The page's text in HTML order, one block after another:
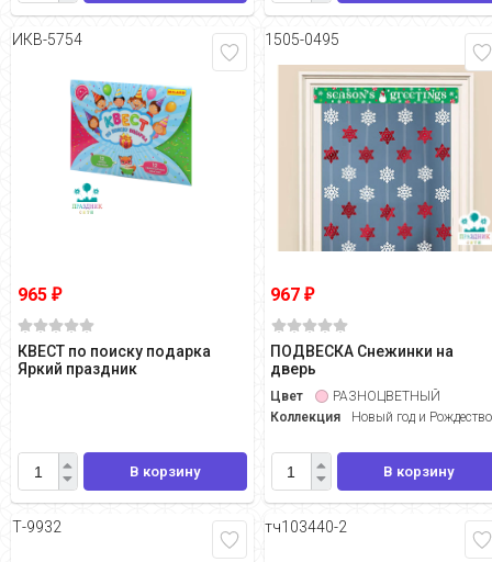
ИКВ-5754
965 ₽
КВЕСТ по поиску подарка
Яркий праздник
В корзину
1505-0495
967₽
ПОДВЕСКА Снежинки на
дверь
Цвет
РАЗНОЦВЕТНЫЙ
Коллекция
Новый год и Рождество
В корзину
Т-9932 тч103440-2